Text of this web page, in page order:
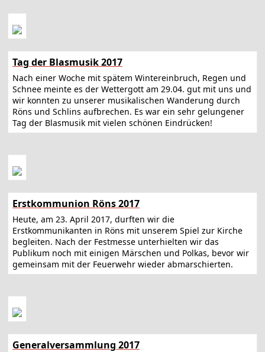
Tag der Blasmusik 2017
Nach einer Woche mit spätem Wintereinbruch, Regen und
Schnee meinte es der Wettergott am 29.04. gut mit uns und
wir konnten zu unserer musikalischen Wanderung durch
Röns und Schlins aufbrechen. Es war ein sehr gelungener
Tag der Blasmusik mit vielen schönen Eindrücken!
Erstkommunion Röns 2017
Heute, am 23. April 2017, durften wir die
Erstkommunikanten in Röns mit unserem Spiel zur Kirche
begleiten. Nach der Festmesse unterhielten wir das
Publikum noch mit einigen Märschen und Polkas, bevor wir
gemeinsam mit der Feuerwehr wieder abmarschierten.
Generalversammlung 2017